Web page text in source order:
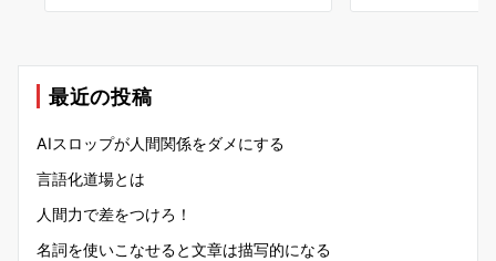
最近の投稿
AIスロップが人間関係をダメにする
言語化道場とは
人間力で差をつけろ！
名詞を使いこなせると文章は描写的になる